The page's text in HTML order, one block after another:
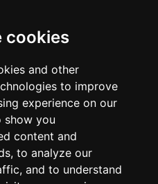
cookies
and other
to improve
experience on our
show you
content and
to analyze our
and to understand